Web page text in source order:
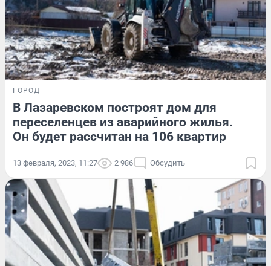
ГОРОД
В Лазаревском построят дом для
переселенцев из аварийного жилья.
Он будет рассчитан на 106 квартир
13 февраля, 2023, 11:27 2 986 Обсудить